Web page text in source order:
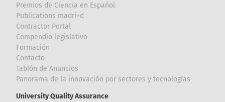
Premios de Ciencia en Español
Publications madri+d
Contractor Portal
Compendio legislativo
Formación
Contacto
Tablón de Anuncios
Panorama de la innovación por sectores y tecnologías
University Quality Assurance